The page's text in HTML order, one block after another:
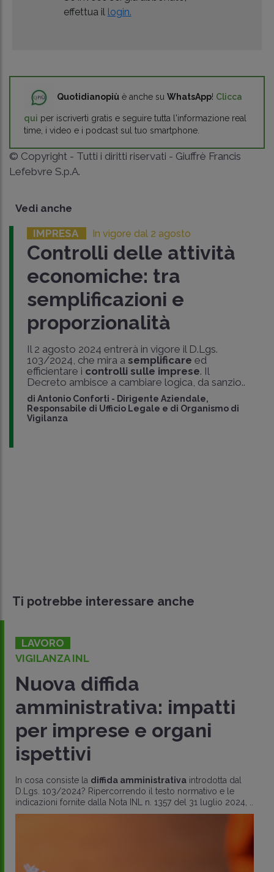
effettua il login.
Quotidianopiù è anche su WhatsApp! Clicca
qui per iscriverti gratis e seguire tutta l'informazione real
time, i video e i podcast sul tuo smartphone.
© Copyright - Tutti i diritti riservati - Giuffrè Francis
Lefebvre S.p.A.
Vedi anche
IMPRESA In vigore dal 2 agosto
Controlli delle attività
economiche: tra
semplificazioni e
proporzionalità
Il 2 agosto 2024 entrerà in vigore il D.Lgs.
103/2024, che mira a semplificare ed
efficientare i controlli sulle imprese. Il
Decreto ambisce a cambiare logica, da sanzio..
di Antonio Conforti - Dirigente Aziendale,
Responsabile di Ufficio Legale e di Organismo di
Vigilanza
Ti potrebbe interessare anche
LAVORO
VIGILANZA INL
Nuova diffida
amministrativa: impatti
per imprese e organi
ispettivi
In cosa consiste la diffida amministrativa introdotta dal
D.Lgs. 103/2024? Ripercorrendo il testo normativo e le
indicazioni fornite dalla Nota INL n. 1357 del 31 luglio 2024, ..